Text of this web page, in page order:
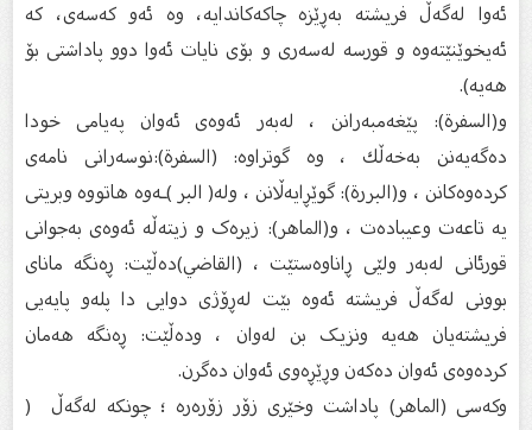
ئەوا لەگەڵ فریشتە بەڕێزە چاكەكاندایە، وە ئەو كەسەى، كە
ئەیخوێنێتەوە و قورسە لەسەرى و بۆى نایات ئەوا دوو پاداشتى بۆ
هەیە).
و(السفرة): پێغەمبەرانن ، لەبەر ئەوەی ئەوان پەیامی خودا
دەگەیەنن بەخەڵك ، وە گوتراوە: (السفرة):نوسەرانی نامەی
کردەوەکانن ، و(البررة): گوێڕایەڵانن ، ولە( البر )ـەوە هاتووە وبریتی
یە تاعەت وعیبادەت ، و(الماهر): زیرەک و زیتەڵە ئەوەی بەجوانی
قورئانی لەبەر ولێی ڕاناوەستێت ، (القاضي)دەڵێت: ڕەنگە مانای
بوونی لەگەڵ فریشتە ئەوە بێت لەڕۆژی دوایی دا پلەو پایەیی
فریشتەیان هەیە ونزیک بن لەوان ، ودەڵێت: ڕەنگە هەمان
کردەوەی ئەوان دەکەن وڕێڕەوی ئەوان دەگرن.
وکەسی (الماهر) پاداشت وخێری زۆر زۆرەرە ؛ چونکە لەگەڵ (